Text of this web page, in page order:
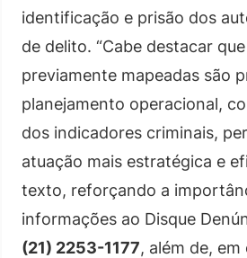
identificação e prisão dos
de delito. “Cabe destacar
previamente mapeadas são
planejamento operacional,
dos indicadores criminais,
atuação mais estratégica e
texto, reforçando a
informações ao Disque
(21) 2253-1177, além de, em